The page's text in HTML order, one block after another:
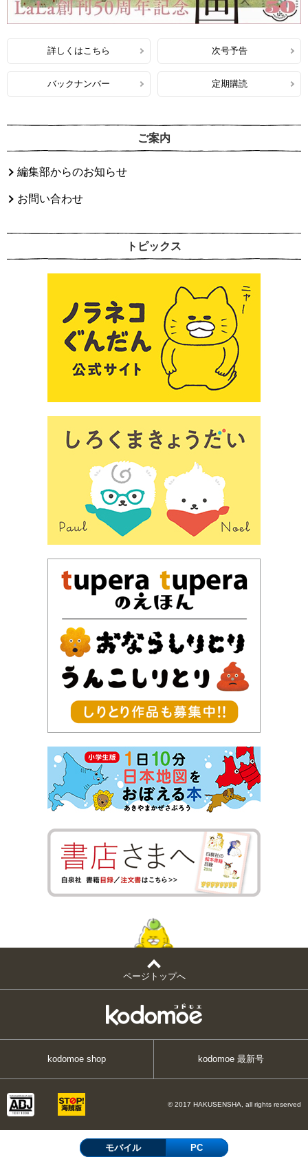
詳しくはこちら 次号予告
バックナンバー 定期購読
ご案内
編集部からのお知らせ
お問い合わせ
トピックス
ページトップへ
kodomoe shop kodomoe 最新号
© 2017 HAKUSENSHA, all rights reserved
モバイル PC